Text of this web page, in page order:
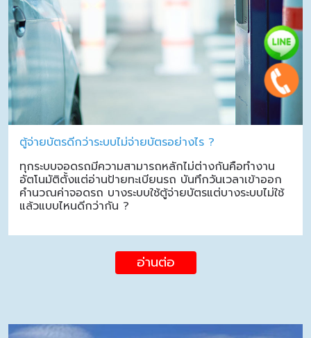
ตู้จ่ายบัตรดีกว่าระบบไม่จ่ายบัตรอย่างไร ?
ทุกระบบจอดรถมีความสามารถหลักไม่ต่างกันคือทำงาน
อัตโนมัติตั้งแต่อ่านป้ายทะเบียนรถ บันทึกวันเวลาเข้าออก
คำนวณค่าจอดรถ บางระบบใช้ตู้จ่ายบัตรแต่บางระบบไม่ใช้
แล้วแบบไหนดีกว่ากัน ?
อ่านต่อ